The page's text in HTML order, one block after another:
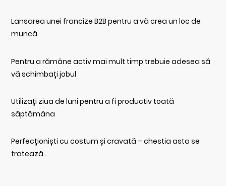
Lansarea unei francize B2B pentru a vă crea un loc de
muncă
Pentru a rămâne activ mai mult timp trebuie adesea să
vă schimbați jobul
Utilizați ziua de luni pentru a fi productiv toată
săptămâna
Perfecționiști cu costum și cravată – chestia asta se
tratează…